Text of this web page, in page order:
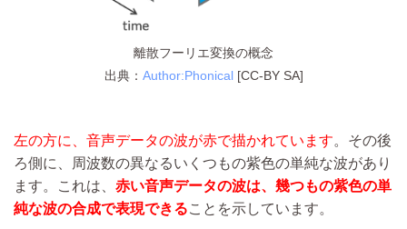
離散フーリエ変換の概念
出典： Author:Phonical[CC-BY SA]
左の方に、音声データの波が赤で描かれています。その後
ろ側に、周波数の異なるいくつもの紫色の単純な波があり
ます。これは、 赤い音声データの波は、幾つもの紫色の単
純な波の合成で表現できることを示しています。